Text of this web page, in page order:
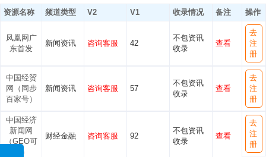
资源名称 频道类型 V2 V1 收录情况 备注 操作
凤凰网广
东首发
新闻资讯 咨询客服 42
不包资讯
收录
查看
去
注
册
中国经贸
网（同步
百家号）
新闻资讯 咨询客服 57
不包资讯
收录
查看
去
注
册
中国经济
新闻网
（GEO可
发）
财经金融 咨询客服 92
不包资讯
收录
查看
去
注
册